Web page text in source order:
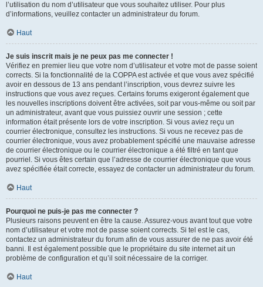
l’utilisation du nom d’utilisateur que vous souhaitez utiliser. Pour plus
d’informations, veuillez contacter un administrateur du forum.
Haut
Je suis inscrit mais je ne peux pas me connecter !
Vérifiez en premier lieu que votre nom d’utilisateur et votre mot de passe soient
corrects. Si la fonctionnalité de la COPPA est activée et que vous avez spécifié
avoir en dessous de 13 ans pendant l’inscription, vous devrez suivre les
instructions que vous avez reçues. Certains forums exigeront également que
les nouvelles inscriptions doivent être activées, soit par vous-même ou soit par
un administrateur, avant que vous puissiez ouvrir une session ; cette
information était présente lors de votre inscription. Si vous aviez reçu un
courrier électronique, consultez les instructions. Si vous ne recevez pas de
courrier électronique, vous avez probablement spécifié une mauvaise adresse
de courrier électronique ou le courrier électronique a été filtré en tant que
pourriel. Si vous êtes certain que l’adresse de courrier électronique que vous
avez spécifiée était correcte, essayez de contacter un administrateur du forum.
Haut
Pourquoi ne puis-je pas me connecter ?
Plusieurs raisons peuvent en être la cause. Assurez-vous avant tout que votre
nom d’utilisateur et votre mot de passe soient corrects. Si tel est le cas,
contactez un administrateur du forum afin de vous assurer de ne pas avoir été
banni. Il est également possible que le propriétaire du site internet ait un
problème de configuration et qu’il soit nécessaire de la corriger.
Haut